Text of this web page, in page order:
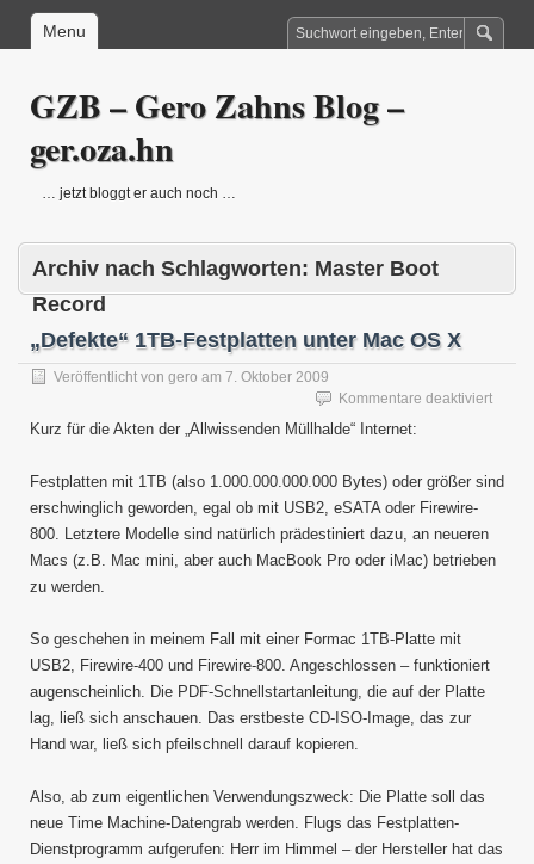
Menu
GZB – Gero Zahns Blog –
ger.oza.hn
… jetzt bloggt er auch noch …
Archiv nach Schlagworten: Master Boot
Record
„Defekte“ 1TB-Festplatten unter Mac OS X
Veröffentlicht von gero am 7. Oktober 2009
Kommentare deaktiviertfür
unter
Kurz für die Akten der „Allwissenden Müllhalde“ Internet:
Festplatten mit 1TB (also 1.000.000.000.000 Bytes) oder größer sind
erschwinglich geworden, egal ob mit USB2, eSATA oder Firewire-
800. Letztere Modelle sind natürlich prädestiniert dazu, an neueren
Macs (z.B. Mac mini, aber auch MacBook Pro oder iMac) betrieben
zu werden.
So geschehen in meinem Fall mit einer Formac 1TB-Platte mit
USB2, Firewire-400 und Firewire-800. Angeschlossen – funktioniert
augenscheinlich. Die PDF-Schnellstartanleitung, die auf der Platte
lag, ließ sich anschauen. Das erstbeste CD-ISO-Image, das zur
Hand war, ließ sich pfeilschnell darauf kopieren.
Also, ab zum eigentlichen Verwendungszweck: Die Platte soll das
neue Time Machine-Datengrab werden. Flugs das Festplatten-
Dienstprogramm aufgerufen: Herr im Himmel – der Hersteller hat das